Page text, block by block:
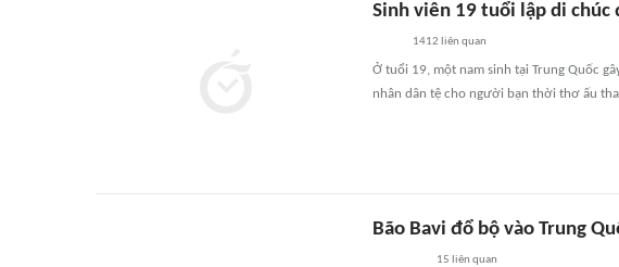
Sinh viên 19 tuổi lập di
1412 liên quan
Ở tuổi 19, một nam sinh tại Trung Quốc
nhân dân tệ cho người bạn thời thơ ấu
Bão Bavi đổ bộ vào Trung
15 liên quan